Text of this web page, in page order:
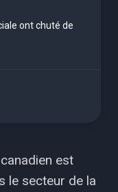
ont chuté de
est
le secteur de la